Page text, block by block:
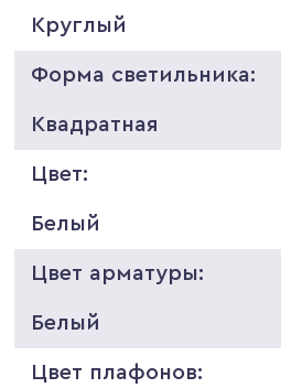
Круглый
Форма светильника:
Квадратная
Цвет:
Белый
Цвет арматуры:
Белый
Цвет плафонов: